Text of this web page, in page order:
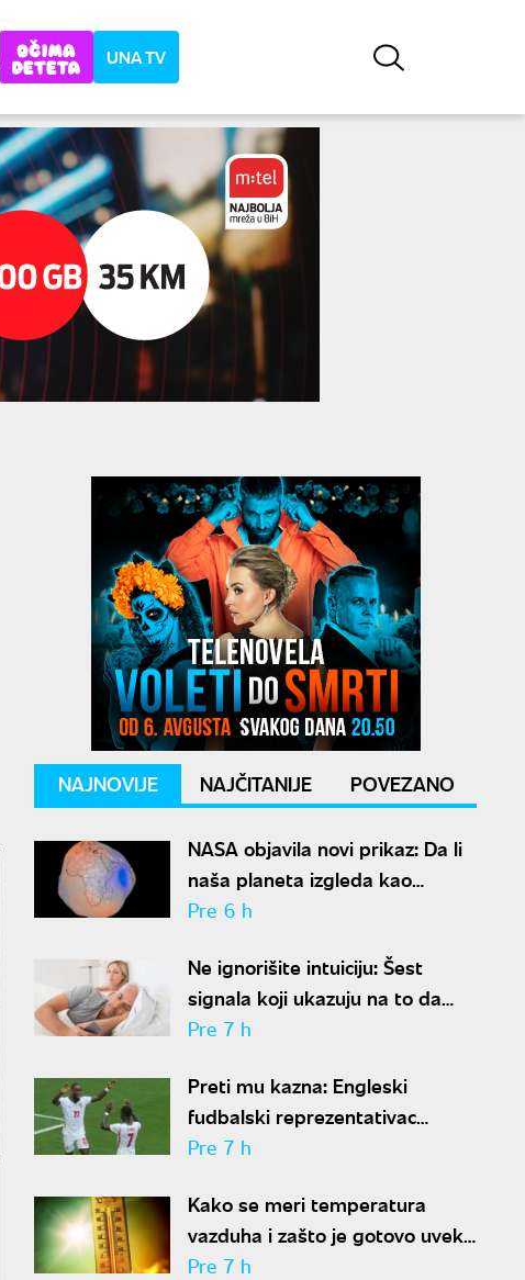
UNA TV
NAJNOVIJE NAJČITANIJE POVEZANO
NASA objavila novi prikaz: Da li
naša planeta izgleda kao
krompir ili kao plavi kliker?
Pre 6 h
Ne ignorišite intuiciju: Šest
signala koji ukazuju na to da
partner krije aferu
Pre 7 h
Preti mu kazna: Engleski
fudbalski reprezentativac
optužen za napad u noćnom
Pre 7 h
Kako se meri temperatura
vazduha i zašto je gotovo uvek
niža od one koju pokazuju naši
Pre 7 h